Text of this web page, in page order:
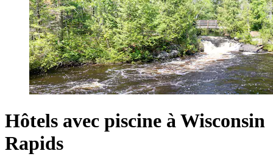
Hôtels avec piscine à Wisconsin
Rapids